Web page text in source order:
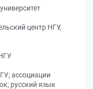
центр НГУ,
ассоциации
русский язык